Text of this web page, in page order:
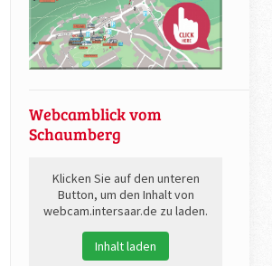
Webcamblick vom
Schaumberg
Klicken Sie auf den unteren
Button, um den Inhalt von
webcam.intersaar.de zu laden.
Inhalt laden